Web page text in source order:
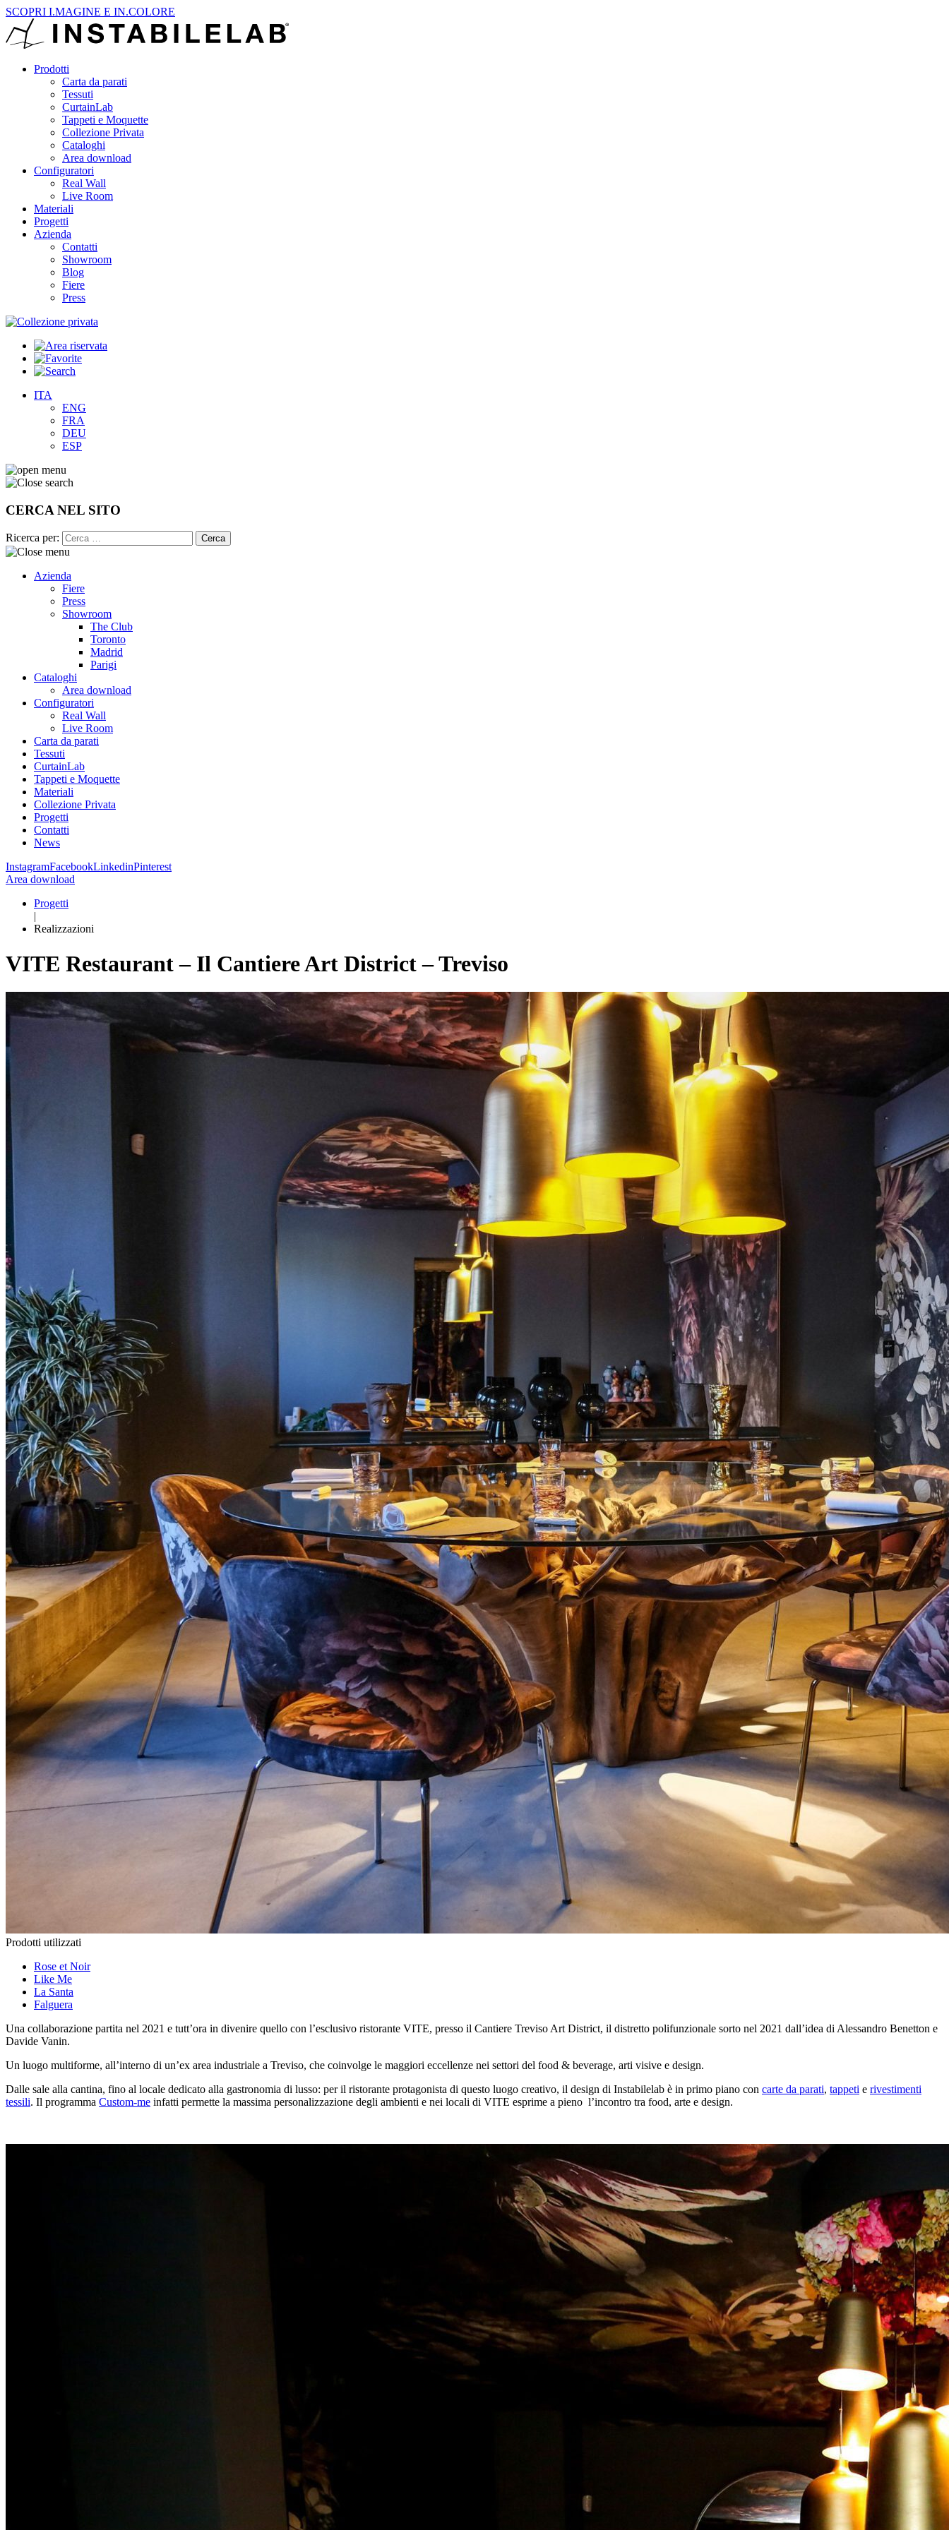
SCOPRI I.MAGINE E IN.COLORE
Prodotti
Carta da parati
Tessuti
CurtainLab
Tappeti e Moquette
Collezione Privata
Cataloghi
Area download
Configuratori
Real Wall
Live Room
Materiali
Progetti
Azienda
Contatti
Showroom
Blog
Fiere
Press
ITA
ENG
FRA
DEU
ESP
CERCA NEL SITO
Ricerca per:
Azienda
Fiere
Press
Showroom
The Club
Toronto
Madrid
Parigi
Cataloghi
Area download
Configuratori
Real Wall
Live Room
Carta da parati
Tessuti
CurtainLab
Tappeti e Moquette
Materiali
Collezione Privata
Progetti
Contatti
News
InstagramFacebookLinkedinPinterest
Area download
Progetti
|
Realizzazioni
VITE Restaurant – Il Cantiere Art District – Treviso
Prodotti utilizzati
Rose et Noir
Like Me
La Santa
Falguera
Una collaborazione partita nel 2021 e tutt’ora in divenire quello con l’esclusivo ristorante VITE, presso il Cantiere Treviso Art District, il distretto polifunzionale sorto nel 2021 dall’idea di Alessandro Benetton e
Davide Vanin.
Un luogo multiforme, all’interno di un’ex area industriale a Treviso, che coinvolge le maggiori eccellenze nei settori del food & beverage, arti visive e design.
Dalle sale alla cantina, fino al locale dedicato alla gastronomia di lusso: per il ristorante protagonista di questo luogo creativo, il design di Instabilelab è in primo piano con carte da parati, tappeti e rivestimenti
tessili. Il programma Custom-me infatti permette la massima personalizzazione degli ambienti e nei locali di VITE esprime a pieno l’incontro tra food, arte e design.